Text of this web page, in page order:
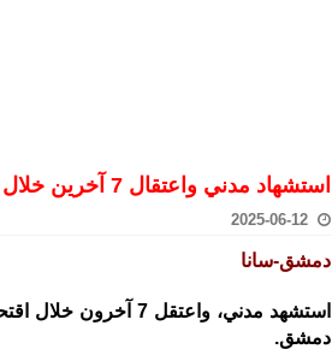
استشهاد مدني واعتقال 7 آخرين خلال اقتحام قوات الاحتلال الإسرائيلي بلدة بيت جن
2025-06-12
دمشق-سانا
استشهد مدني،
دمشق.